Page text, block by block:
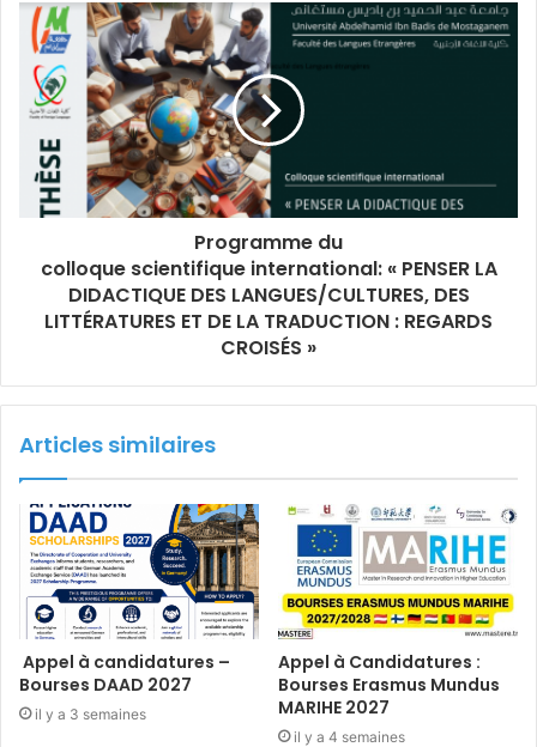
Programme du
colloque scientifique international: « PENSER LA
DIDACTIQUE DES LANGUES/CULTURES, DES
LITTÉRATURES ET DE LA TRADUCTION : REGARDS
CROISÉS »
Articles similaires
Appel à candidatures –
Bourses DAAD 2027
il y a 3 semaines
Appel à Candidatures :
Bourses Erasmus Mundus
MARIHE 2027
il y a 4 semaines